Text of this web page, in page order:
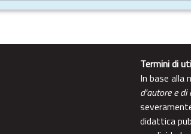
Termini di
In base
d'autore e di
didattica